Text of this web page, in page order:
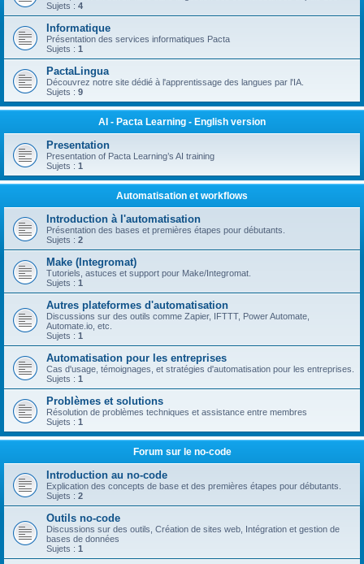
Sujets : 4
Informatique
Présentation des services informatiques Pacta
Sujets : 1
PactaLingua
Découvrez notre site dédié à l'apprentissage des langues par l'IA.
Sujets : 9
AI - Pacta Learning - English version
Presentation
Presentation of Pacta Learning’s AI training
Sujets : 1
Automatisation et workflows
Introduction à l'automatisation
Présentation des bases et premières étapes pour débutants.
Sujets : 2
Make (Integromat)
Tutoriels, astuces et support pour Make/Integromat.
Sujets : 1
Autres plateformes d'automatisation
Discussions sur des outils comme Zapier, IFTTT, Power Automate,
Automate.io, etc.
Sujets : 1
Automatisation pour les entreprises
Cas d'usage, témoignages, et stratégies d'automatisation pour les entreprises.
Sujets : 1
Problèmes et solutions
Résolution de problèmes techniques et assistance entre membres
Sujets : 1
Forum sur le no-code
Introduction au no-code
Explication des concepts de base et des premières étapes pour débutants.
Sujets : 2
Outils no-code
Discussions sur des outils, Création de sites web, Intégration et gestion de
bases de données
Sujets : 1